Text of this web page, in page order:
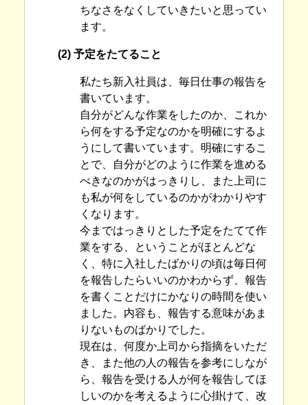
ちなさをなくしていきたいと思ってい
ます。
(2) 予定をたてること
私たち新入社員は、毎日仕事の報告を
書いています。
自分がどんな作業をしたのか、これか
ら何をする予定なのかを明確にするよ
うにして書いています。明確にするこ
とで、自分がどのように作業を進める
べきなのかがはっきりし、また上司に
も私が何をしているのかがわかりやす
くなります。
今まではっきりとした予定をたてて作
業をする、ということがほとんどな
く、特に入社したばかりの頃は毎日何
を報告したらいいのかわからず、報告
を書くことだけにかなりの時間を使い
ました。内容も、報告する意味があま
りないものばかりでした。
現在は、何度か上司から指摘をいただ
き、また他の人の報告を参考にしなが
ら、報告を受ける人が何を報告してほ
しいのかを考えるように心掛けて、改